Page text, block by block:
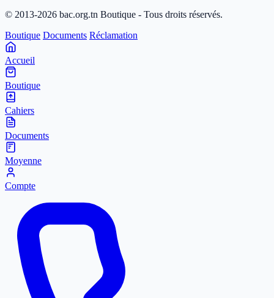
© 2013-2026 bac.org.tn Boutique - Tous droits réservés.
Boutique Documents Réclamation
Accueil
Boutique
Cahiers
Documents
Moyenne
Compte